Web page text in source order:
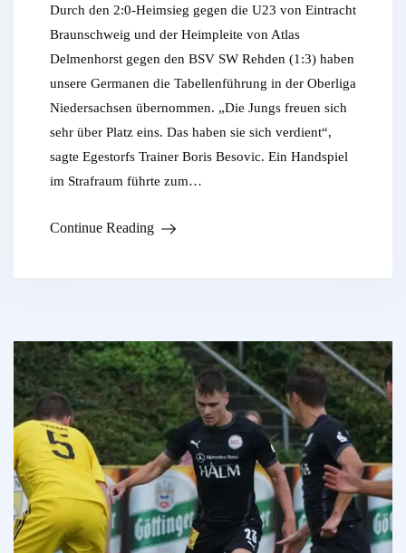
Durch den 2:0-Heimsieg gegen die U23 von Eintracht
Braunschweig und der Heimpleite von Atlas
Delmenhorst gegen den BSV SW Rehden (1:3) haben
unsere Germanen die Tabellenführung in der Oberliga
Niedersachsen übernommen. „Die Jungs freuen sich
sehr über Platz eins. Das haben sie sich verdient“,
sagte Egestorfs Trainer Boris Besovic. Ein Handspiel
im Strafraum führte zum…
Continue Reading